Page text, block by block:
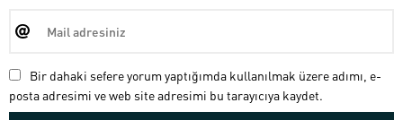
Bir dahaki sefere yorum yaptığımda kullanılmak üzere adımı, e-
posta adresimi ve web site adresimi bu tarayıcıya kaydet.